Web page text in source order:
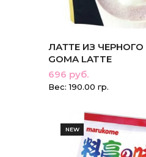
ЛАТТЕ ИЗ ЧЕРНОГО
GOMA LATTE
696 руб.
Вес: 190.00 гр.
NEW